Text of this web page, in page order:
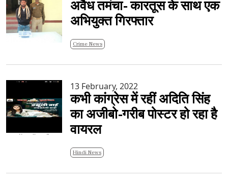
अवैध तमंचा- कारतूस के साथ एक
अभियुक्त गिरफ्तार
Crime News
13 February, 2022
कभी कांग्रेस में रहीं अदिति सिंह
का अजीबो-गरीब पोस्टर हो रहा है
वायरल
Hindi News